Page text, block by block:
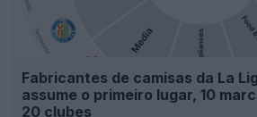
Fabricantes de camisas da La
assume o primeiro lugar, 10
20 clubes